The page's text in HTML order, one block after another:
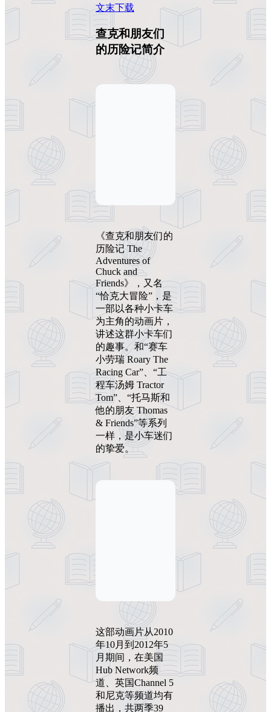
文末下载
查克和朋友们
的历险记简介
《查克和朋友们的
历险记 The
Adventures of
Chuck and
Friends》，又名
“恰克大冒险”，是
一部以各种小卡车
为主角的动画片，
讲述这群小卡车们
的趣事。和“赛车
小劳瑞 Roary The
Racing Car”、“工
程车汤姆 Tractor
Tom”、“托马斯和
他的朋友 Thomas
& Friends”等系列
一样，是小车迷们
的挚爱。
这部动画片从2010
年10月到2012年5
月期间，在美国
Hub Network频
道、英国Channel 5
和尼克等频道均有
播出，共两季39